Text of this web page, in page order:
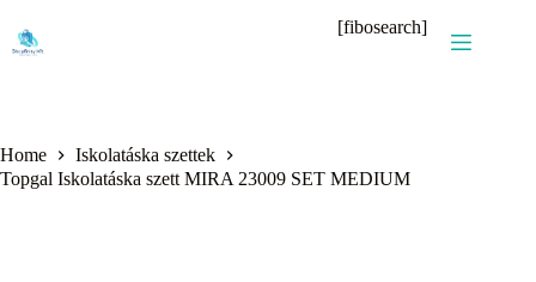
content
[fibosearch]
Home
Iskolatáska szettek
Topgal Iskolatáska szett MIRA 23009 SET MEDIUM